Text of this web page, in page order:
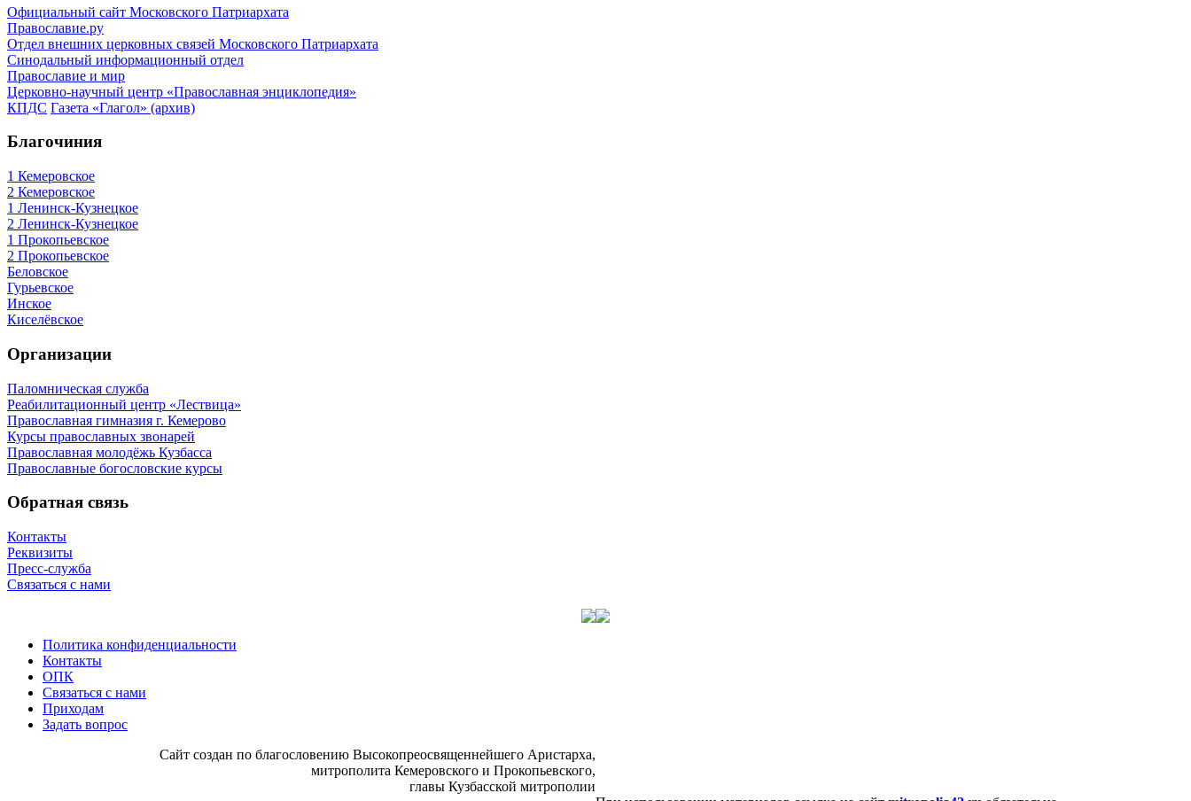
Официальный сайт Московского Патриархата
Православие.ру
Отдел внешних церковных связей Московского Патриархата
Синодальный информационный отдел
Православие и мир
Церковно-научный центр «Православная энциклопедия»
КПДС Газета «Глагол» (архив)
Благочиния
1 Кемеровское
2 Кемеровское
1 Ленинск-Кузнецкое
2 Ленинск-Кузнецкое
1 Прокопьевское
2 Прокопьевское
Беловское
Гурьевское
Инское
Киселёвское
Организации
Паломническая служба
Реабилитационный центр «Лествица»
Православная гимназия г. Кемерово
Курсы православных звонарей
Православная молодёжь Кузбасса
Православные богословские курсы
Обратная связь
Контакты
Реквизиты
Пресс-служба
Связаться с нами
Политика конфиденциальности
Контакты
ОПК
Связаться с нами
Приходам
Задать вопрос
Сайт со­здан по бла­го­сло­ве­нию Вы­со­ко­прео­свя­щен­ней­ше­го Ари­стар­ха,
мит­ро­по­ли­та Ке­ме­ров­ско­го и Про­ко­пьев­ско­го,
гла­вы Куз­бас­ской мит­ро­по­лии